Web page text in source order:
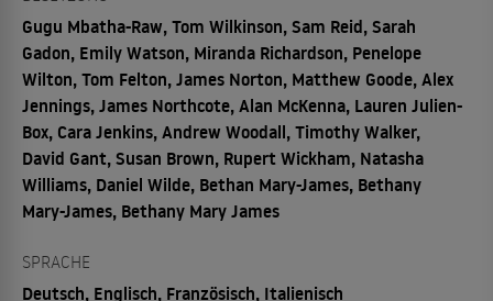
Gugu Mbatha-Raw, Tom Wilkinson, Sam Reid, Sarah
Gadon, Emily Watson, Miranda Richardson, Penelope
Wilton, Tom Felton, James Norton, Matthew Goode, Alex
Jennings, James Northcote, Alan McKenna, Lauren Julien-
Box, Cara Jenkins, Andrew Woodall, Timothy Walker,
David Gant, Susan Brown, Rupert Wickham, Natasha
Williams, Daniel Wilde, Bethan Mary-James, Bethany
Mary-James, Bethany Mary James
SPRACHE
Deutsch, Englisch, Französisch, Italienisch